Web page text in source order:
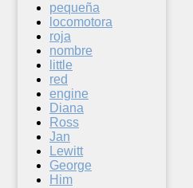
pequeña
locomotora
roja
nombre
little
red
engine
Diana
Ross
Jan
Lewitt
George
Him